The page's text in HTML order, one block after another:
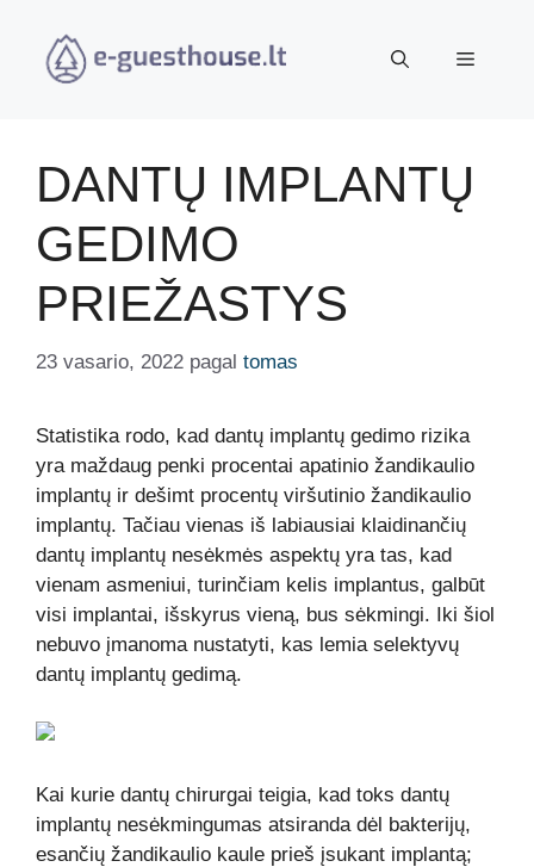
turinio
Meniu
DANTŲ IMPLANTŲ
GEDIMO
PRIEŽASTYS
23 vasario, 2022 pagal tomas
Statistika rodo, kad dantų implantų gedimo rizika
yra maždaug penki procentai apatinio žandikaulio
implantų ir dešimt procentų viršutinio žandikaulio
implantų. Tačiau vienas iš labiausiai klaidinančių
dantų implantų nesėkmės aspektų yra tas, kad
vienam asmeniui, turinčiam kelis implantus, galbūt
visi implantai, išskyrus vieną, bus sėkmingi. Iki šiol
nebuvo įmanoma nustatyti, kas lemia selektyvų
dantų implantų gedimą.
Kai kurie dantų chirurgai teigia, kad toks dantų
implantų nesėkmingumas atsiranda dėl bakterijų,
esančių žandikaulio kaule prieš įsukant implantą;